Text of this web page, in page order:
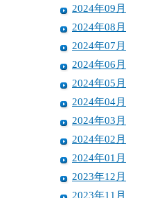
2024年09月
2024年08月
2024年07月
2024年06月
2024年05月
2024年04月
2024年03月
2024年02月
2024年01月
2023年12月
2023年11月